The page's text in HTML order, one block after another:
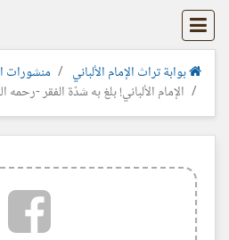
بوابة تراث الإمام الألباني
منشورات
الإمام الألباني! بلغ به شدّة الفقر -رحمه